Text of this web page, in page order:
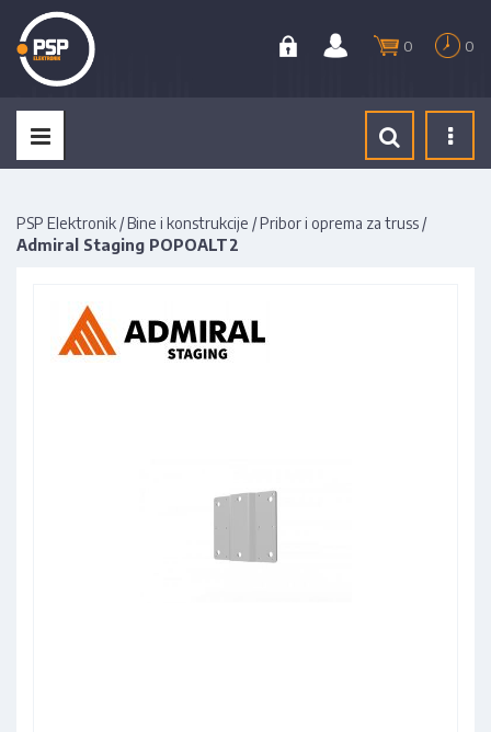
0 0
PSP Elektronik /Bine i konstrukcije /Pribor i oprema za truss /
Admiral Staging POPOALT2